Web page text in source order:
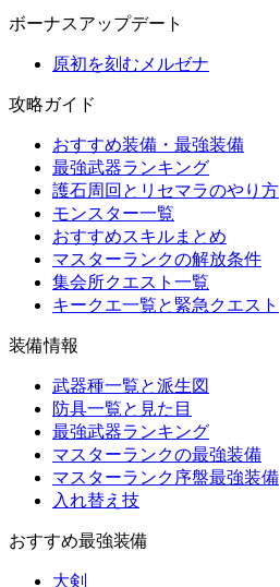
ボーナスアップデート
原初を刻むメルゼナ
攻略ガイド
おすすめ装備・最強装備
最強武器ランキング
護石周回とリセマラのやり方
モンスター一覧
おすすめスキルまとめ
マスターランクの解放条件
集会所クエスト一覧
キークエ一覧と緊急クエスト
装備情報
武器種一覧と派生図
防具一覧と見た目
最強武器ランキング
マスターランクの最強装備
マスターランク序盤最強装備
入れ替え技
おすすめ最強装備
大剣